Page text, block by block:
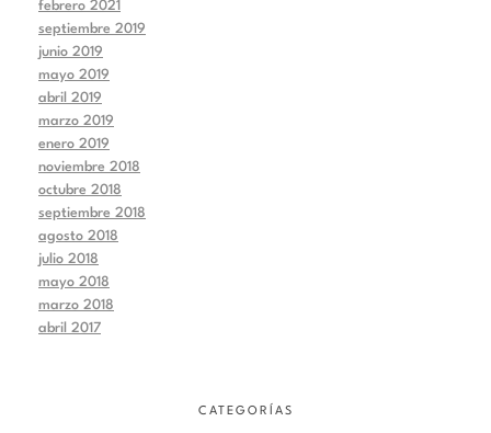
febrero 2021
septiembre 2019
junio 2019
mayo 2019
abril 2019
marzo 2019
enero 2019
noviembre 2018
octubre 2018
septiembre 2018
agosto 2018
julio 2018
mayo 2018
marzo 2018
abril 2017
CATEGORÍAS